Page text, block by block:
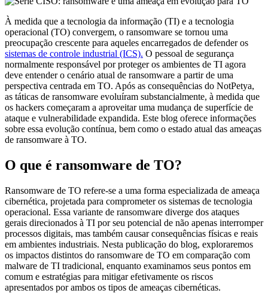
À medida que a tecnologia da informação (TI) e a tecnologia
operacional (TO) convergem, o ransomware se tornou uma
preocupação crescente para aqueles encarregados de defender os
sistemas de controle industrial (ICS). O pessoal de segurança
normalmente responsável por proteger os ambientes de TI agora
deve entender o cenário atual de ransomware a partir de uma
perspectiva centrada em TO. Após as consequências do NotPetya,
as táticas de ransomware evoluíram substancialmente, à medida que
os hackers começaram a aproveitar uma mudança de superfície de
ataque e vulnerabilidade expandida. Este blog oferece informações
sobre essa evolução contínua, bem como o estado atual das ameaças
de ransomware à TO.
O que é ransomware de TO?
Ransomware de TO refere-se a uma forma especializada de ameaça
cibernética, projetada para comprometer os sistemas de tecnologia
operacional. Essa variante de ransomware diverge dos ataques
gerais direcionados à TI por seu potencial de não apenas interromper
processos digitais, mas também causar consequências físicas e reais
em ambientes industriais. Nesta publicação do blog, exploraremos
os impactos distintos do ransomware de TO em comparação com
malware de TI tradicional, enquanto examinamos seus pontos em
comum e estratégias para mitigar efetivamente os riscos
apresentados por ambos os tipos de ameaças cibernéticas.